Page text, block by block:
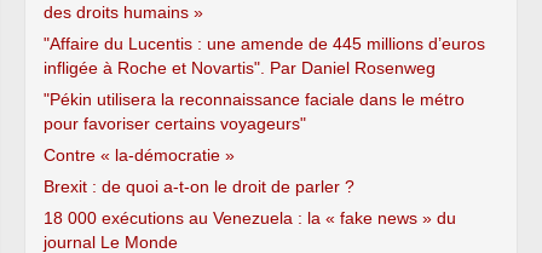
des droits humains »
"Affaire du Lucentis : une amende de 445 millions d’euros
infligée à Roche et Novartis". Par Daniel Rosenweg
"Pékin utilisera la reconnaissance faciale dans le métro
pour favoriser certains voyageurs"
Contre « la-démocratie »
Brexit : de quoi a-t-on le droit de parler ?
18 000 exécutions au Venezuela : la « fake news » du
journal Le Monde